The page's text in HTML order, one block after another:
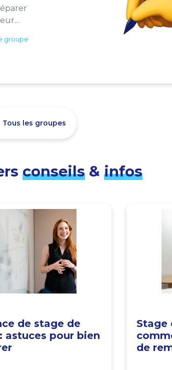
groupe
Tous les groupes
conseils & infos
de stage de
astuces pour bien
Stage
de